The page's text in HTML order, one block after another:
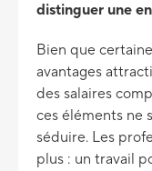
distinguer une
Bien que
avantages
des salaires
ces éléments ne
séduire. Les
plus : un travail